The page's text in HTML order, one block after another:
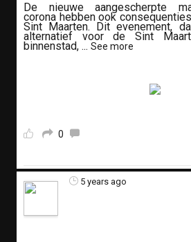
De nieuwe aangescherpte
corona hebben ook
Sint Maarten. Dit evenement,
alternatief voor de Sint
binnenstad, ... See more
0
5 years ago